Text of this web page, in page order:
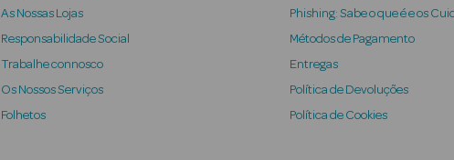
As Nossas Lojas
Responsabilidade Social
Trabalhe connosco
Os Nossos Serviços
Folhetos
Phishing: Sabe o que é e os
Métodos de Pagamento
Entregas
Política de Devoluções
Política de Cookies